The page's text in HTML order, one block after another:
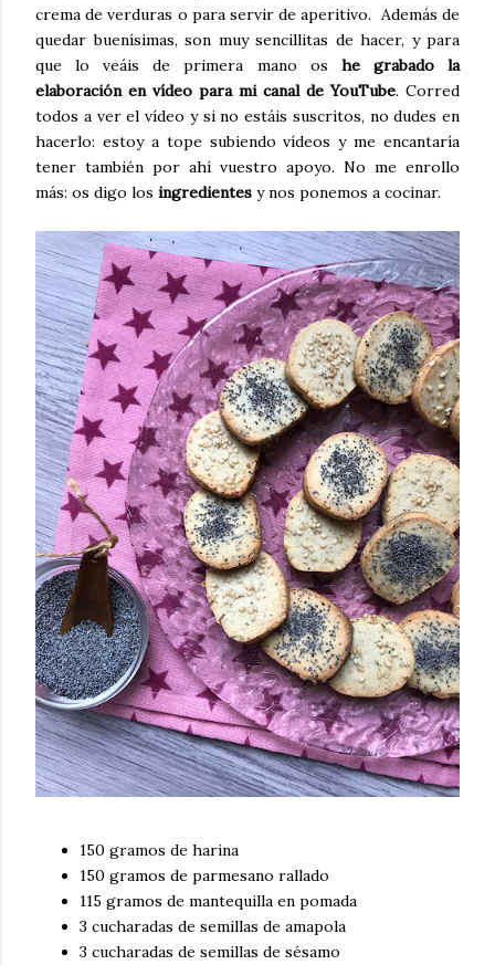
crema de verduras o para servir de aperitivo. Además de
quedar buenísimas, son muy sencillitas de hacer, y para
que lo veáis de primera mano os he grabado la
elaboración en vídeo para mi canal de YouTube. Corred
todos a ver el vídeo y si no estáis suscritos, no dudes en
hacerlo: estoy a tope subiendo vídeos y me encantaría
tener también por ahí vuestro apoyo. No me enrollo
más: os digo los ingredientes y nos ponemos a cocinar.
150 gramos de harina
150 gramos de parmesano rallado
115 gramos de mantequilla en pomada
3 cucharadas de semillas de amapola
3 cucharadas de semillas de sésamo